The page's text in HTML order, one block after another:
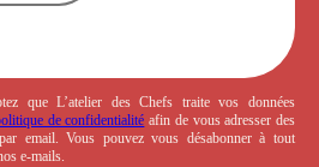
que L’atelier des Chefs traite vos données
de confidentialité afin de vous adresser des
email. Vous pouvez vous désabonner à tout
e-mails.